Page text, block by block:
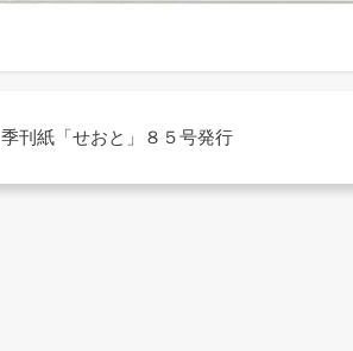
季刊紙「せおと」８５号発行